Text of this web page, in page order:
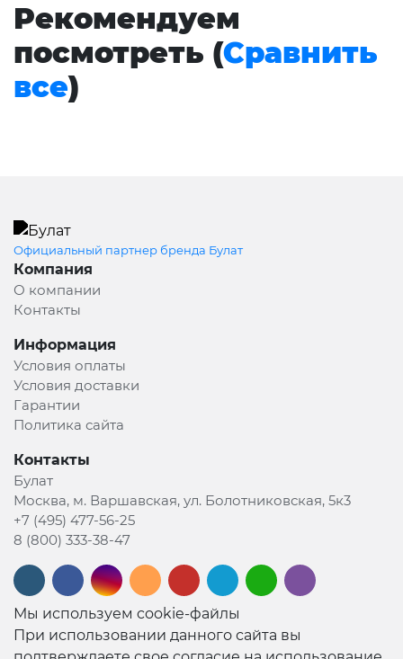
Рекомендуем
посмотреть (Сравнить
все)
Официальный партнер бренда Булат
Компания
О компании
Контакты
Информация
Условия оплаты
Условия доставки
Гарантии
Политика сайта
Контакты
Булат
Москва, м. Варшавская, ул. Болотниковская, 5к3
+7 (495) 477-56-25
8 (800) 333-38-47
Мы используем cookie-файлы
При использовании данного сайта вы